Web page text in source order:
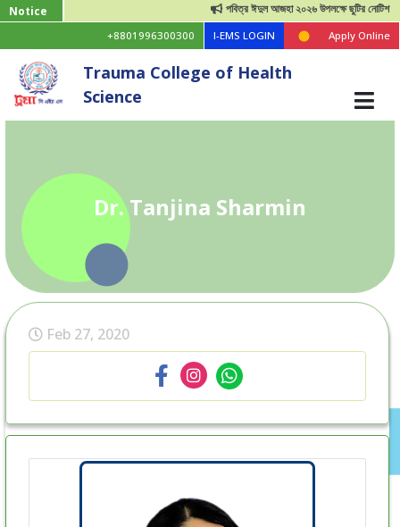
Notice পবিত্র ঈদুল আজহা ২০২৬ উপলক্ষে ছুটির নোটিশ
+8801996300300 I-EMS LOGIN Apply Online
Trauma College of Health
Science
Dr. Tanjina Sharmin
Feb 27, 2020